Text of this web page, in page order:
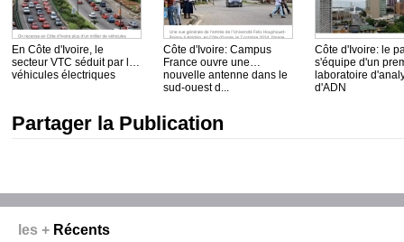
En Côte d'Ivoire, le
secteur VTC séduit par les
véhicules électriques
Côte d'Ivoire: Campus
France ouvre une
nouvelle antenne dans le
sud-ouest d...
Côte d'Ivoire: le
s'équipe d'un
laboratoire
d'ADN
Partager la Publication
les + Récents